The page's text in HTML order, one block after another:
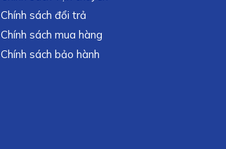
Chính sách đổi trả
Chính sách mua hàng
Chính sách bảo hành